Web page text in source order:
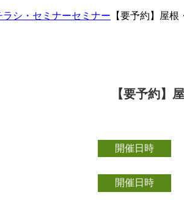
ラシ・セミナーセミナー 【要予約】屋
【要予約】
開催日時
開催日時